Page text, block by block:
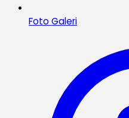
Foto Galeri